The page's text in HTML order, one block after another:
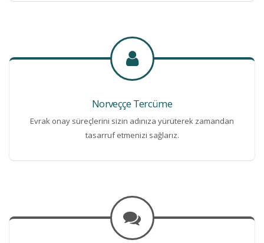
Norveççe Tercüme
Evrak onay süreçlerini sizin adınıza yürüterek zamandan
tasarruf etmenizi sağlarız.